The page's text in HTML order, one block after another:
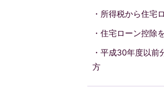
・所得税から住宅
・住宅ローン控除
・平成30年度以
方